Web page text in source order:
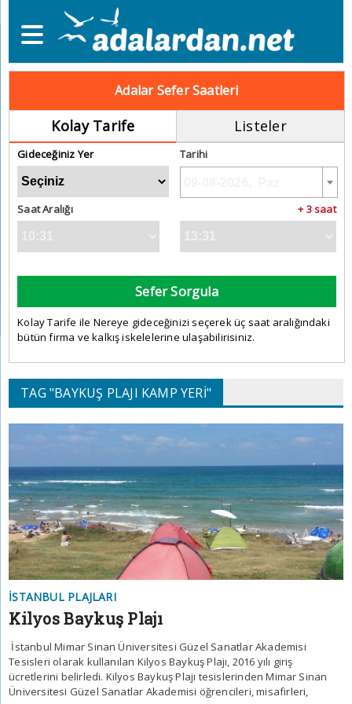
Adalar Sefer Saatleri
Kolay Tarife Listeler
Gideceğiniz Yer Tarihi
Saat Aralığı + 3 saat
Sefer Sorgula
Kolay Tarife ile Nereye gideceğinizi seçerek üç saat aralığındaki
bütün firma ve kalkış iskelelerine ulaşabilirisiniz.
TAG "BAYKUŞ PLAJI KAMP YERI"
İSTANBUL PLAJLARI
Kilyos Baykuş Plajı
İstanbul Mimar Sinan Üniversitesi Güzel Sanatlar Akademisi
Tesisleri olarak kullanılan Kilyos Baykuş Plajı, 2016 yılı giriş
ücretlerini belirledi. Kilyos Baykuş Plajı tesislerinden Mimar Sinan
Üniversitesi Güzel Sanatlar Akademisi öğrencileri, misafirleri,